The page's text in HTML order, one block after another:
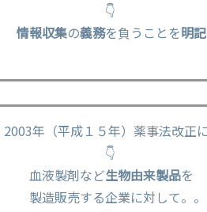
👇
情報収集の義務を負うことを明記
2003年（平成１５年）薬事法改正
👇
血液製剤など生物由来製品を
製造販売する企業に対して。。